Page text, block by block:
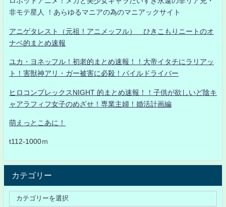
非モテ星人 ！あらゆるマニアの為のマニアックサイト
アニゲタレスト（元祖！アニメッフル） ひきこもりニートのオ
ナベ的まとめ速報
ユカ・ヨネッフル！初老的まとめ速報！！大帝イタチにラリアッ
ト！害獣神アリ・ガー被害に必殺！パイルドライバー
ヒロコンプレックスNIGHT 的まとめ速報！！子供が欲しいど陰キ
ャアラフィフ女子のめざせ！専業主婦！婚活計画編
萌えっとこあに！
t112-1000ｍ
カテゴリー